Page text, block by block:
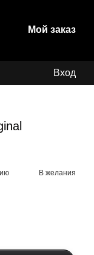
Мой заказ
Вход
В желания